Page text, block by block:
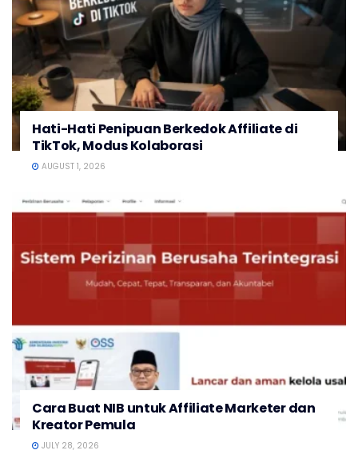
Hati-Hati Penipuan Berkedok Affiliate di
TikTok, Modus Kolaborasi
AUGUST 1, 2026
Cara Buat NIB untuk Affiliate Marketer dan
Kreator Pemula
JULY 28, 2026